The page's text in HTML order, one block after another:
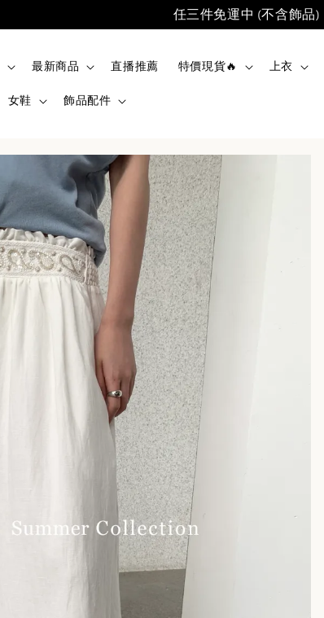
任三件免運中 (不含飾品)
最新商品 直播推薦 特價現貨🔥 上衣
女鞋 飾品配件